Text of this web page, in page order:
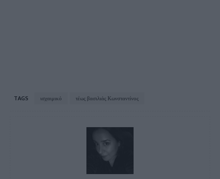
TAGS ισχαιμικό τέως βασιλιάς Κωνσταντίνος